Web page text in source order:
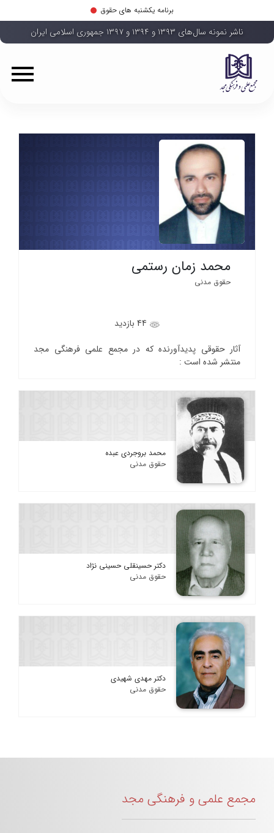
برنامه یکشنبه های حقوق
ناشر نمونه سال‌های ۱۳۹۳ و ۱۳۹۴ و ۱۳۹۷ جمهوری اسلامی ایران
محمد زمان رستمی
حقوق مدنی
آثار حقوقی پدیدآورنده که در مجمع علمی فرهنگی مجد
منتشر شده است :
محمد بروجردی عبده
حقوق مدنی
دکتر حسینقلی حسینی نژاد
حقوق مدنی
دکتر مهدی شهیدی
حقوق مدنی
مجمع علمی و فرهنگی مجد